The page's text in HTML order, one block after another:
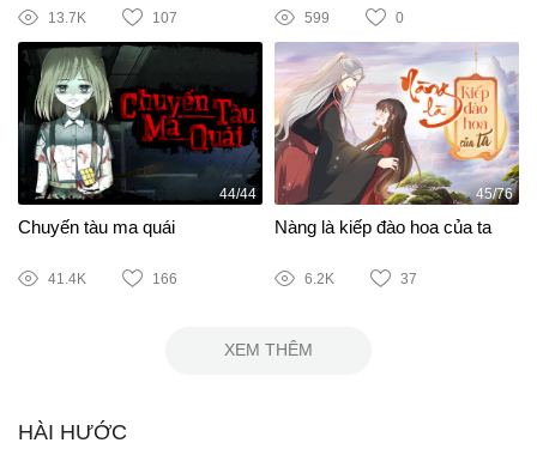
13.7K 107 599 0
44/44
Chuyến tàu ma quái
41.4K 166
45/76
Nàng là kiếp đào hoa của ta
6.2K 37
XEM THÊM
HÀI HƯỚC